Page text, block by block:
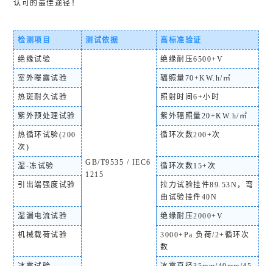
认可的最佳途径！
检测项目 测试依据 高标准验证
绝缘试验
GB/T9535 / IEC6
1215
绝缘耐压6500+V
室外曝露试验 辐照量70+KW.h/㎡
热斑耐久试验 照射时间6+小时
紫外预处理试验 紫外辐照量20+KW.h/㎡
热循环试验(200
次)
循环次数200+次
湿-冻试验 循环次数15+次
引出端强度试验
拉力试验挂件89.53N，弯
曲试验挂件40N
湿漏电流试验 绝缘耐压2000+V
机械载荷试验
3000+Pa 负荷/2+循环次
数